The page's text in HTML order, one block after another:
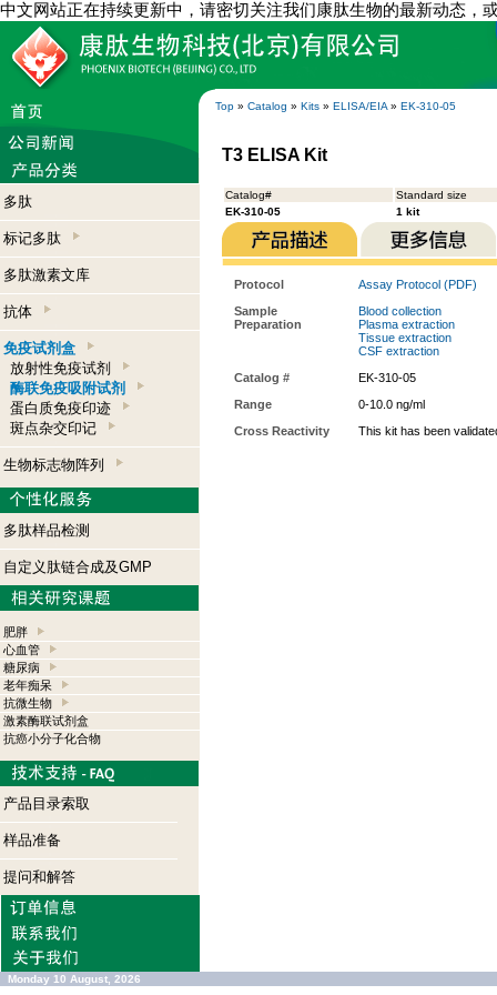
中文网站正在持续更新中，请密切关注我们康肽生物的最新动态，
Top » Catalog » Kits » ELISA/EIA » EK-310-05
多肽
标记多肽
多肽激素文库
抗体
免疫试剂盒
放射性免疫试剂
酶联免疫吸附试剂
蛋白质免疫印迹
斑点杂交印记
生物标志物阵列
多肽样品检测
自定义肽链合成及GMP
肥胖
心血管
糖尿病
老年痴呆
抗微生物
激素酶联试剂盒
抗癌小分子化合物
产品目录索取
样品准备
提问和解答
T3 ELISA Kit
Catalog#
Standard size
EK-310-05
1 kit
Protocol
Assay Protocol (PDF)
Sample
Preparation
Blood collection
Plasma extraction
Tissue extraction
CSF extraction
Catalog #
EK-310-05
Range
0-10.0 ng/ml
Cross Reactivity
This kit has been
Monday 10 August, 2026